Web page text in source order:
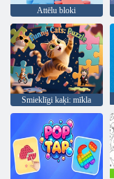
Attēlu bloki
Smieklīgi kaķi: mīkla